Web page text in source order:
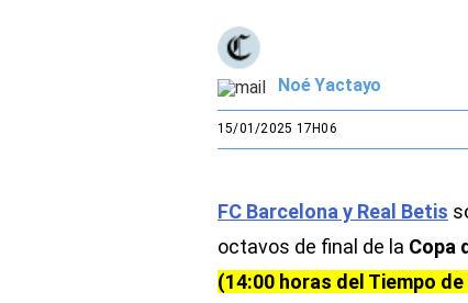
Noé Yactayo
15/01/2025 17H06
FC Barcelona y Real Betis
octavos de final de la Copa
(14:00 horas del Tiempo